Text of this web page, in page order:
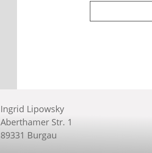
Ingrid Lipowsky
Aberthamer Str. 1
89331 Burgau